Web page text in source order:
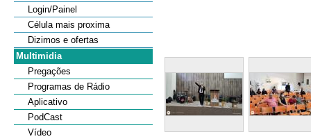
Login/Painel
Célula mais proxima
Dizimos e ofertas
Multimidia
Pregações
Programas de Rádio
Aplicativo
PodCast
Vídeo